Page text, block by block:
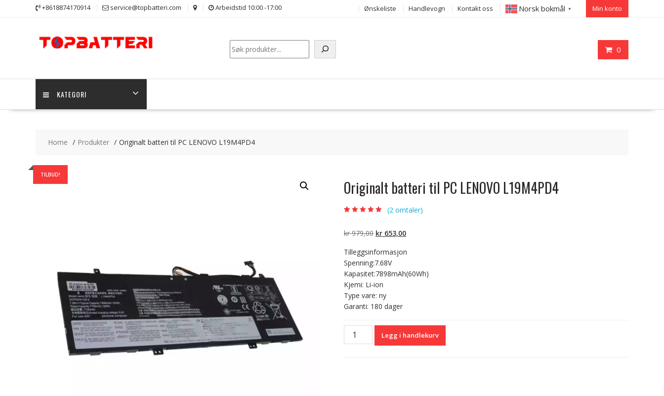
+8618874170914 service@topbatteri.com Arbeidstid 10:00 -17:00 Ønskeliste Handlevogn Kontakt oss Norsk bokmål ▼ Min konto
0
Søk
KATEGORI
Home Produkter Originalt batteri til PC LENOVO L19M4PD4
TILBUD!
Originalt batteri til PC LENOVO L19M4PD4
på
kundevurdering
(2 omtaler)
kr979,00 Opprinnelig
var:
kr 979,00.
kr 653,00Nåværende
er:
Tilleggsinformasjon
Spenning:7.68V
Kapasitet:7898mAh(60Wh)
Kjemi: Li-ion
Type vare: ny
Garanti: 180 dager
Originalt
batteri
Legg i handlekurv